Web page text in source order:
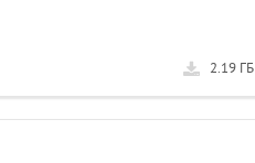
2.19 ГБ